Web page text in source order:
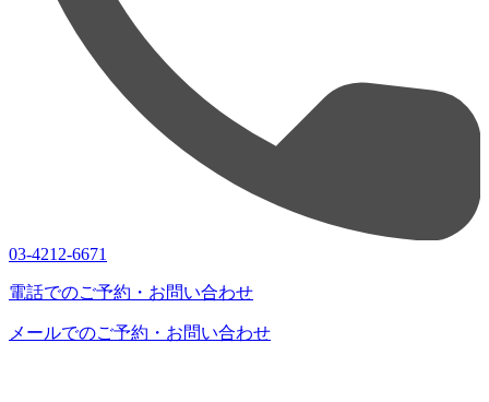
03-4212-6671
電話でのご予約・お問い合わせ
メールでのご予約・お問い合わせ